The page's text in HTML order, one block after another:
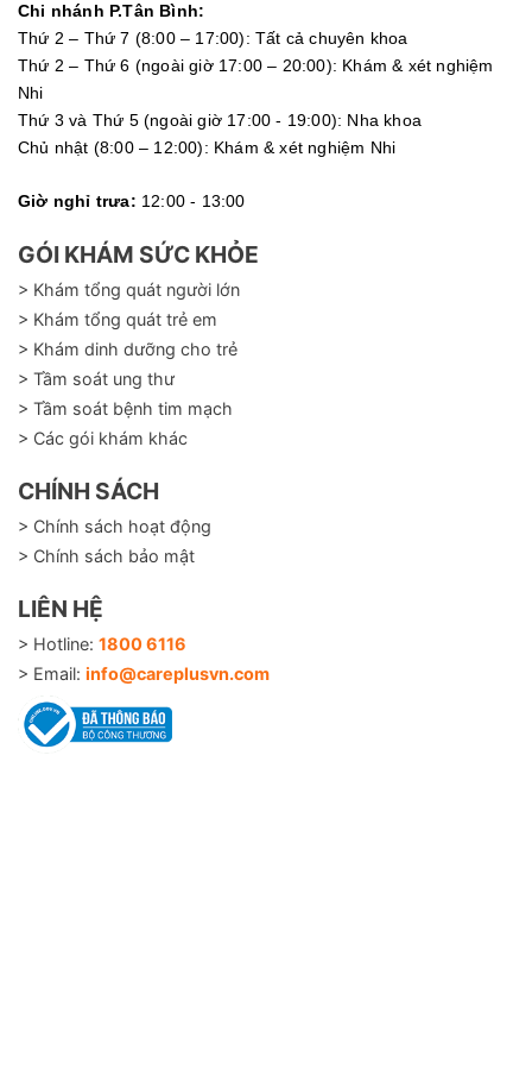
Chi nhánh P.Tân Bình:
Thứ 2 – Thứ 7 (8:00 – 17:00): Tất cả chuyên khoa
Thứ 2 – Thứ 6 (ngoài giờ 17:00 – 20:00): Khám & xét nghiệm
Nhi
Thứ 3 và Thứ 5 (ngoài giờ 17:00 - 19:00): Nha khoa
Chủ nhật (8:00 – 12:00): Khám & xét nghiệm Nhi
Giờ nghỉ trưa: 12:00 - 13:00
GÓI KHÁM SỨC KHỎE
> Khám tổng quát người lớn
> Khám tổng quát trẻ em
> Khám dinh dưỡng cho trẻ
> Tầm soát ung thư
> Tầm soát bệnh tim mạch
> Các gói khám khác
CHÍNH SÁCH
> Chính sách hoạt động
> Chính sách bảo mật
LIÊN HỆ
> Hotline: 1800 6116
> Email: info@careplusvn.com